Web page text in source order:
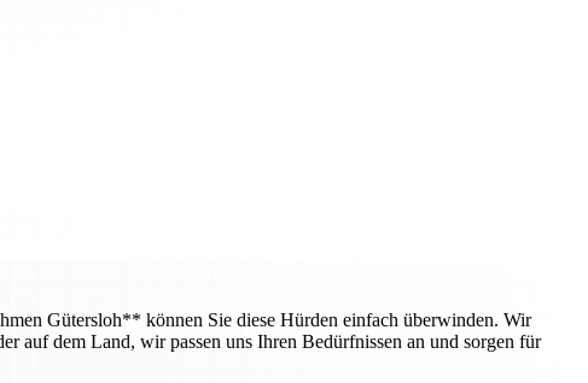
Gütersloh** können Sie diese Hürden einfach überwinden. Wir
auf dem Land, wir passen uns Ihren Bedürfnissen an und sorgen für